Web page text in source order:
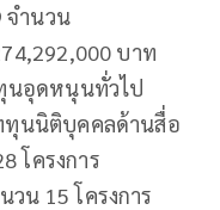
จำนวน
บาท
นอุดหนุนทั่วไป
ทุนนิติบุคคลด้านสื่อ
โครงการ
วน 15 โครงการ